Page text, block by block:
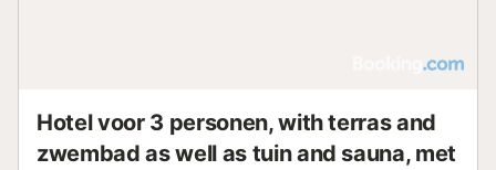
Hotel voor 3 personen, with terras and
zwembad as well as tuin and sauna, met